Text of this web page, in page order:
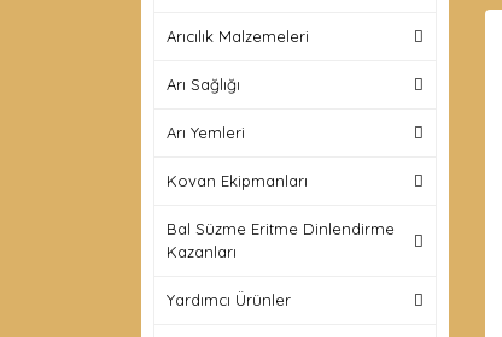
Arıcılık Malzemeleri
Arı Sağlığı
Arı Yemleri
Kovan Ekipmanları
Bal Süzme Eritme Dinlendirme
Kazanları
Yardımcı Ürünler